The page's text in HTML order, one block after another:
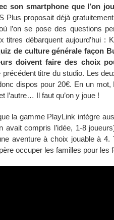
son smartphone que l’on
Plus proposait déjà
l’on se pose des questions
titres débarquent aujourd’hui :
de culture générale façon
doivent faire des choix
précédent titre du studio. Les
dispos pour 20€. En un
l’autre… Il faut qu’on y joue !
la gamme PlayLink intègre
avait compris l’idée, 1-8
aventure à choix jouable à
occuper les familles pour les